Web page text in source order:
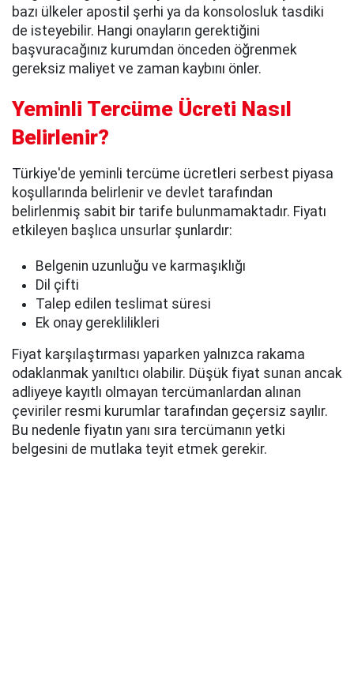
bazı ülkeler apostil şerhi ya da konsolosluk tasdiki
de isteyebilir. Hangi onayların gerektiğini
başvuracağınız kurumdan önceden öğrenmek
gereksiz maliyet ve zaman kaybını önler.
Yeminli Tercüme Ücreti Nasıl
Belirlenir?
Türkiye'de yeminli tercüme ücretleri serbest piyasa
koşullarında belirlenir ve devlet tarafından
belirlenmiş sabit bir tarife bulunmamaktadır. Fiyatı
etkileyen başlıca unsurlar şunlardır:
Belgenin uzunluğu ve karmaşıklığı
Dil çifti
Talep edilen teslimat süresi
Ek onay gereklilikleri
Fiyat karşılaştırması yaparken yalnızca rakama
odaklanmak yanıltıcı olabilir. Düşük fiyat sunan ancak
adliyeye kayıtlı olmayan tercümanlardan alınan
çeviriler resmi kurumlar tarafından geçersiz sayılır.
Bu nedenle fiyatın yanı sıra tercümanın yetki
belgesini de mutlaka teyit etmek gerekir.